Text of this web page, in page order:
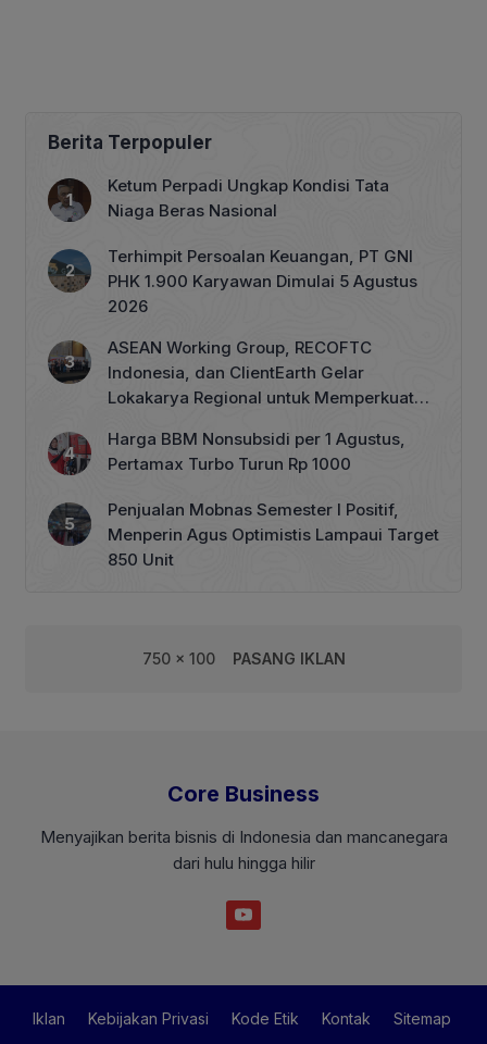
Berita Terpopuler
Ketum Perpadi Ungkap Kondisi Tata
Niaga Beras Nasional
Terhimpit Persoalan Keuangan, PT GNI
PHK 1.900 Karyawan Dimulai 5 Agustus
2026
ASEAN Working Group, RECOFTC
Indonesia, dan ClientEarth Gelar
Lokakarya Regional untuk Memperkuat
Harga BBM Nonsubsidi per 1 Agustus,
Pertamax Turbo Turun Rp 1000
Penjualan Mobnas Semester I Positif,
Menperin Agus Optimistis Lampaui Target
850 Unit
750 x 100 PASANG IKLAN
Core Business
Menyajikan berita bisnis di Indonesia dan mancanegara
dari hulu hingga hilir
Iklan Kebijakan Privasi Kode Etik Kontak
Sitemap